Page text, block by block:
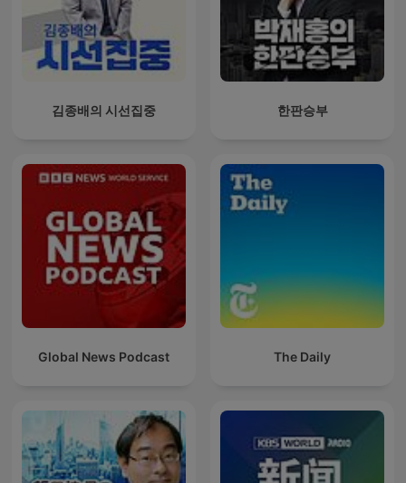
김종배의 시선집중 한판승부
Global News Podcast The Daily